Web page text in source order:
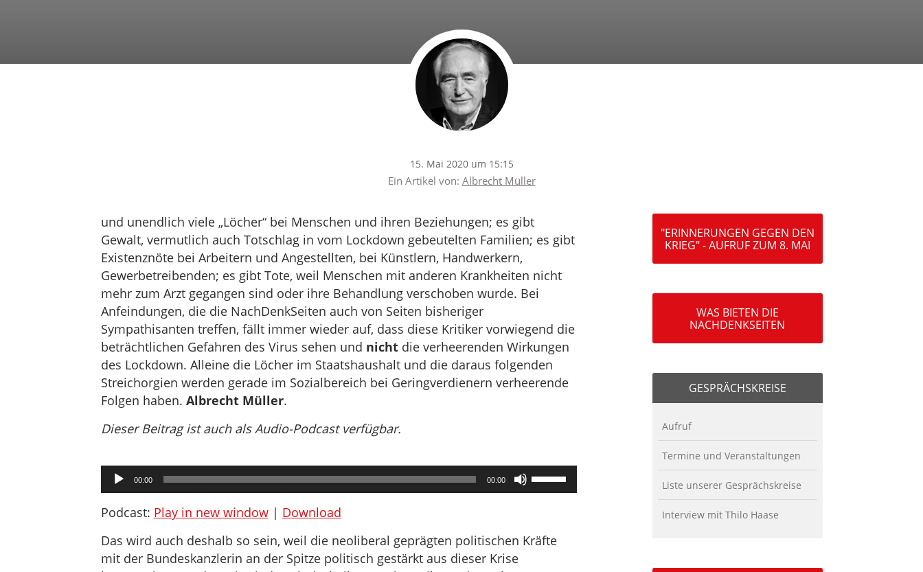
15. Mai 2020 um 15:15
Ein Artikel von: Albrecht Müller
und unendlich viele „Löcher“ bei Menschen und ihren Beziehungen; es gibt
Gewalt, vermutlich auch Totschlag in vom Lockdown gebeutelten Familien; es gibt
Existenznöte bei Arbeitern und Angestellten, bei Künstlern, Handwerkern,
Gewerbetreibenden; es gibt Tote, weil Menschen mit anderen Krankheiten nicht
mehr zum Arzt gegangen sind oder ihre Behandlung verschoben wurde. Bei
Anfeindungen, die die NachDenkSeiten auch von Seiten bisheriger
Sympathisanten treffen, fällt immer wieder auf, dass diese Kritiker vorwiegend die
beträchtlichen Gefahren des Virus sehen und nichtdie verheerenden Wirkungen
des Lockdown. Alleine die Löcher im Staatshaushalt und die daraus folgenden
Streichorgien werden gerade im Sozialbereich bei Geringverdienern verheerende
Folgen haben. Albrecht Müller.
Dieser Beitrag ist auch als Audio-Podcast verfügbar.
Audio-
Player
00:00 00:00
Pfeiltasten
Hoch/Runter
die
Podcast: Play in new window| Download
Das wird auch deshalb so sein, weil die neoliberal geprägten politischen Kräfte
mit der Bundeskanzlerin an der Spitze politisch gestärkt aus dieser Krise
"ERINNERUNGEN GEGEN DEN
KRIEG" - AUFRUF ZUM 8. MAI
WAS BIETEN DIE
NACHDENKSEITEN
GESPRÄCHSKREISE
Aufruf
Termine und Veranstaltungen
Liste unserer Gesprächskreise
Interview mit Thilo Haase